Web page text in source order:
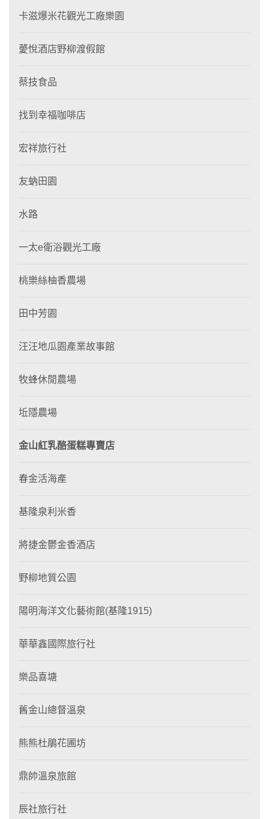
卡滋爆米花觀光工廠樂園
薆悅酒店野柳渡假館
蔡技食品
找到幸福咖啡店
宏祥旅行社
友蚋田園
水路
一太e衛浴觀光工廠
桃樂絲柚香農場
田中芳園
汪汪地瓜園產業故事館
牧蜂休閒農場
坵隱農場
金山紅乳酪蛋糕專賣店
春金活海產
基隆泉利米香
將捷金鬱金香酒店
野柳地質公園
陽明海洋文化藝術館(基隆1915)
華華鑫國際旅行社
樂品喜塘
舊金山總督溫泉
熊熊杜鵑花圃坊
鼎帥溫泉旅館
辰社旅行社